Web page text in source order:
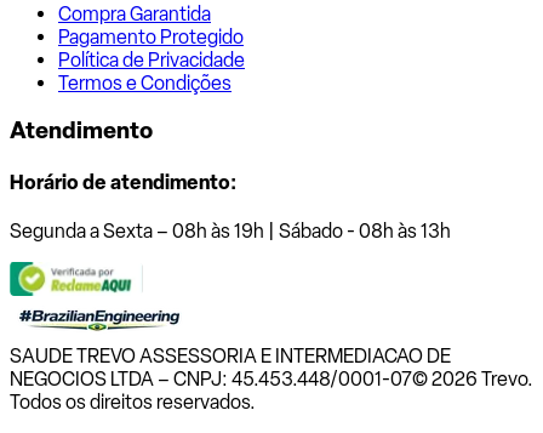
Compra Garantida
Pagamento Protegido
Política de Privacidade
Termos e Condições
Atendimento
Horário de atendimento:
Segunda a Sexta – 08h às 19h | Sábado - 08h às 13h
SAUDE TREVO ASSESSORIA E INTERMEDIACAO DE
NEGOCIOS LTDA – CNPJ: 45.453.448/0001-07© 2026 Trevo.
Todos os direitos reservados.